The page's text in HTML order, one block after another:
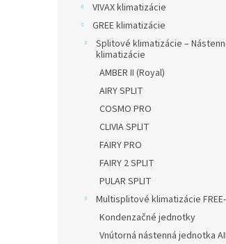
VIVAX klimatizácie
GREE klimatizácie
Splitové klimatizácie –
klimatizácie
AMBER II (Royal)
AIRY SPLIT
COSMO PRO
CLIVIA SPLIT
FAIRY PRO
FAIRY 2 SPLIT
PULAR SPLIT
Multisplitové klimatizácie FREE-
Kondenzačné jednotky
Vnútorná nástenná jednotka